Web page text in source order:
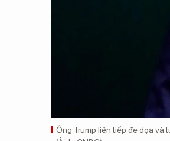
Ông Trump liên tiếp đe dọa và